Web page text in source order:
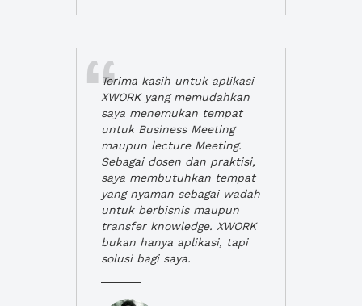
Terima kasih untuk aplikasi
XWORK yang memudahkan
saya menemukan tempat
untuk Business Meeting
maupun lecture Meeting.
Sebagai dosen dan praktisi,
saya membutuhkan tempat
yang nyaman sebagai wadah
untuk berbisnis maupun
transfer knowledge. XWORK
bukan hanya aplikasi, tapi
solusi bagi saya.